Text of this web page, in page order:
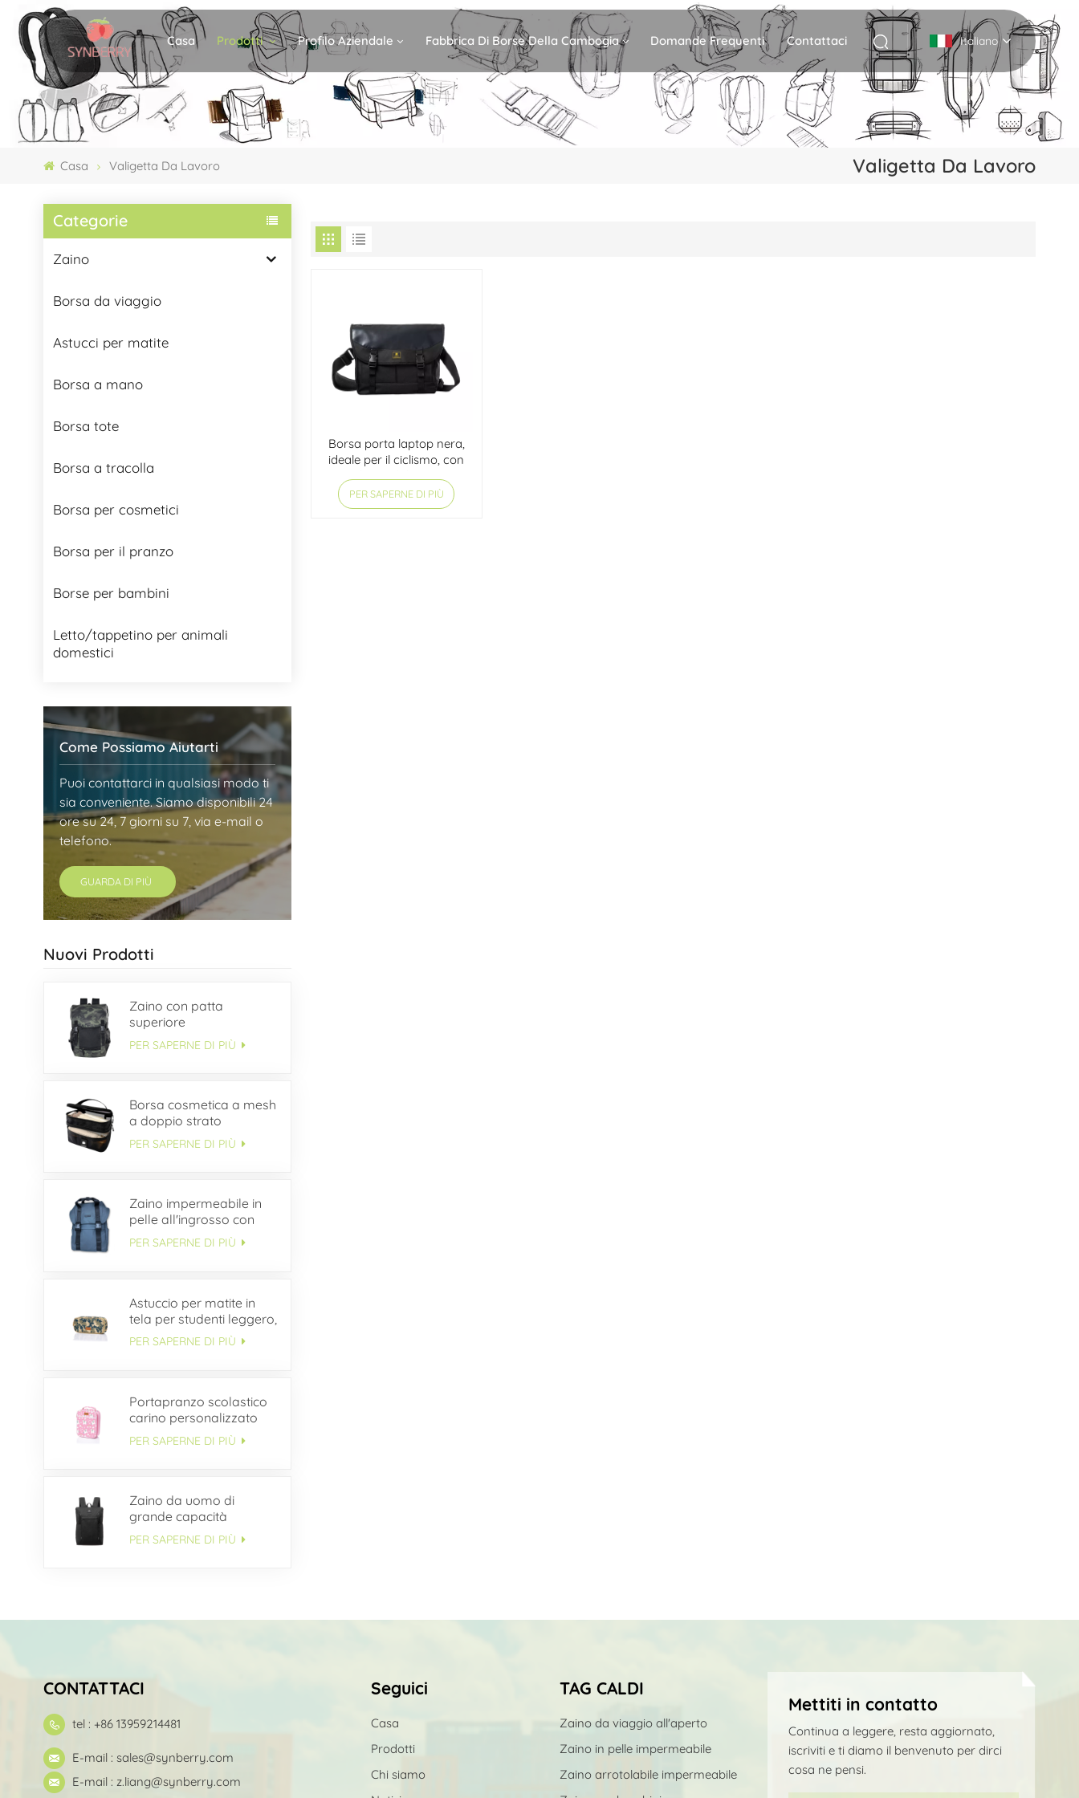
Casa Prodotti Profilo Aziendale Fabbrica Di Borse Della Cambogia Domande Frequenti Contattaci Italiano
English
Italiano
Casa Valigetta Da Lavoro Valigetta Da Lavoro
Categorie
Zaino
Borsa da viaggio
Astucci per matite
Borsa a mano
Borsa tote
Borsa a tracolla
Borsa per cosmetici
Borsa per il pranzo
Borse per bambini
Letto/tappetino per animali
domestici
Come Possiamo Aiutarti
Puoi contattarci in qualsiasi modo ti
sia conveniente. Siamo disponibili 24
ore su 24, 7 giorni su 7, via e-mail o
telefono.
GUARDA DI PIÙ
Nuovi Prodotti
Zaino con patta
superiore
PER SAPERNE DI PIÙ
Borsa cosmetica a mesh
a doppio strato
PER SAPERNE DI PIÙ
Zaino impermeabile in
pelle all'ingrosso con
patta con fibbia
PER SAPERNE DI PIÙ
Astuccio per matite in
tela per studenti leggero,
semplice e durevole
ODM
PER SAPERNE DI PIÙ
Portapranzo scolastico
carino personalizzato
per bambini
PER SAPERNE DI PIÙ
Zaino da uomo di
grande capacità
multitasche OEM
PER SAPERNE DI PIÙ
Borsa porta laptop nera,
ideale per il ciclismo, con
PER SAPERNE DI PIÙ
CONTATTACI
tel : +86 13959214481
E-mail : sales@synberry.com
E-mail : z.liang@synberry.com
Seguici
Casa
Prodotti
Chi siamo
TAG CALDI
Zaino da viaggio all'aperto
Zaino in pelle impermeabile
Zaino arrotolabile impermeabile
Mettiti in contatto
Continua a leggere, resta aggiornato,
iscriviti e ti diamo il benvenuto per dirci
cosa ne pensi.